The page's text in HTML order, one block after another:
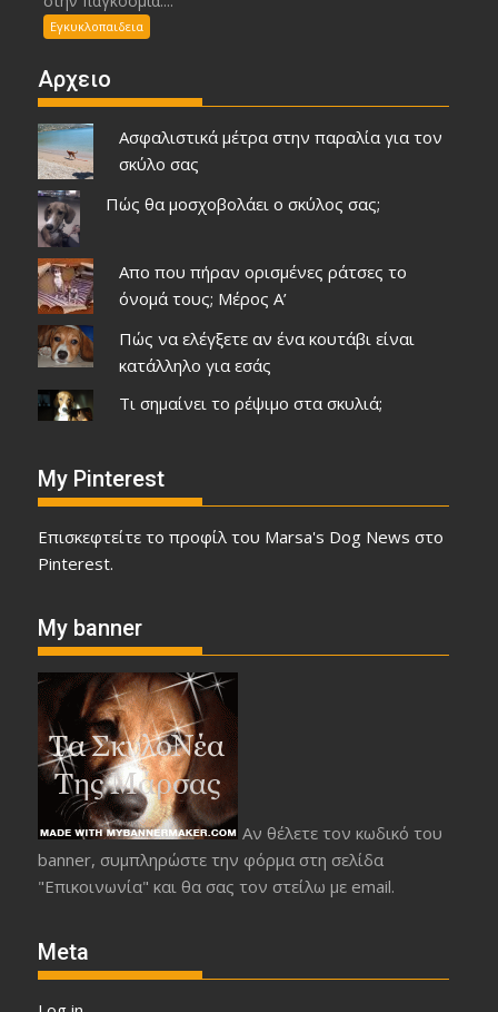
Εγκυκλοπαιδεια
Αρχειο
Ασφαλιστικά μέτρα στην παραλία για τον
σκύλο σας
Πώς θα μοσχοβολάει ο σκύλος σας;
Απο που πήραν ορισμένες ράτσες το
όνομά τους; Μέρος Α’
Πώς να ελέγξετε αν ένα κουτάβι είναι
κατάλληλο για εσάς
Τι σημαίνει το ρέψιμο στα σκυλιά;
My Pinterest
Επισκεφτείτε το προφίλ του Marsa's Dog News στο
Pinterest.
My banner
Αν θέλετε τον κωδικό του
banner, συμπληρώστε την φόρμα στη σελίδα
"Επικοινωνία" και θα σας τον στείλω με email.
Meta